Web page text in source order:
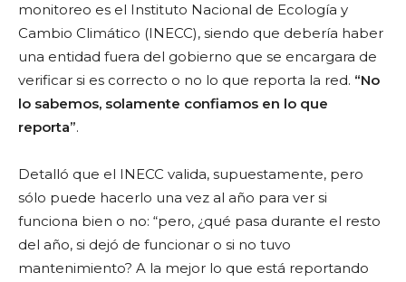
monitoreo es el Instituto Nacional de Ecología y
Cambio Climático (INECC), siendo que debería haber
una entidad fuera del gobierno que se encargara de
verificar si es correcto o no lo que reporta la red. “No
lo sabemos, solamente confiamos en lo que
reporta”.
Detalló que el INECC valida, supuestamente, pero
sólo puede hacerlo una vez al año para ver si
funciona bien o no: “pero, ¿qué pasa durante el resto
del año, si dejó de funcionar o si no tuvo
mantenimiento? A la mejor lo que está reportando